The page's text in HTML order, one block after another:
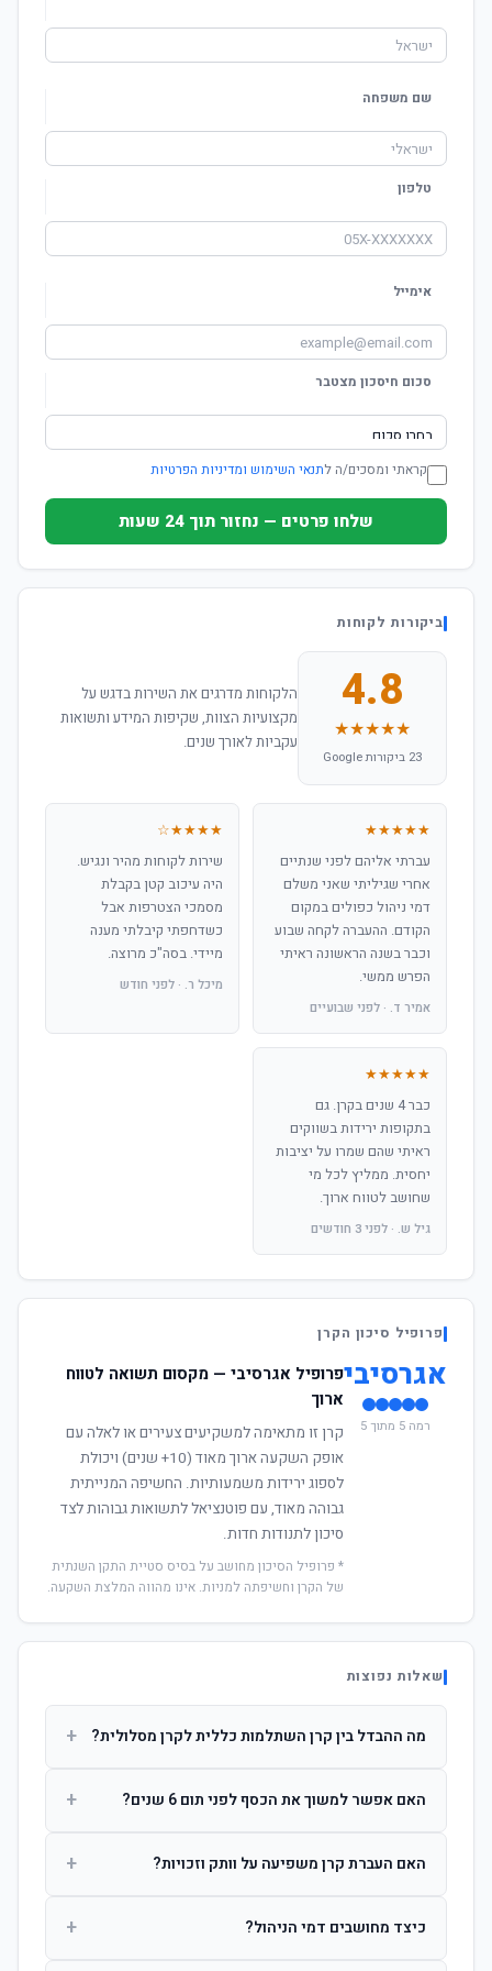
שם משפחה
טלפון
אימייל
סכום חיסכון מצטבר
קראתי ומסכים/ה לתנאי השימוש ומדיניות הפרטיות
שלחו פרטים — נחזור תוך 24 שעות
ביקורות לקוחות
4.8
★★★★★
23 ביקורות Google
הלקוחות מדרגים את השירות בדגש על
מקצועיות הצוות, שקיפות המידע ותשואות
עקביות לאורך שנים.
★★★★★
עברתי אליהם לפני שנתיים
אחרי שגיליתי שאני משלם
דמי ניהול כפולים במקום
הקודם. ההעברה לקחה שבוע
וכבר בשנה הראשונה ראיתי
הפרש ממשי.
אמיר ד. · לפני שבועיים
★★★★☆
שירות לקוחות מהיר ונגיש.
היה עיכוב קטן בקבלת
מסמכי הצטרפות אבל
כשדחפתי קיבלתי מענה
מיידי. בסה"כ מרוצה.
מיכל ר. · לפני חודש
★★★★★
כבר 4 שנים בקרן. גם
בתקופות ירידות בשווקים
ראיתי שהם שמרו על יציבות
יחסית. ממליץ לכל מי
שחושב לטווח ארוך.
גיל ש. · לפני 3 חודשים
פרופיל סיכון הקרן
אגרסיבי
רמה 5 מתוך 5
פרופיל אגרסיבי — מקסום תשואה לטווח
ארוך
קרן זו מתאימה למשקיעים צעירים או לאלה עם
אופק השקעה ארוך מאוד (10+ שנים) ויכולת
לספוג ירידות משמעותיות. החשיפה המנייתית
גבוהה מאוד, עם פוטנציאל לתשואות גבוהות לצד
סיכון לתנודות חדות.
* פרופיל הסיכון מחושב על בסיס סטיית התקן השנתית
של הקרן וחשיפתה למניות. אינו מהווה המלצת השקעה.
שאלות נפוצות
מה ההבדל בין קרן השתלמות כללית לקרן מסלולית? +
ההשקעות. קרן מסלולית עוקבת אחרי מדד ספציפי ומאפשרת
האם אפשר למשוך את הכסף לפני תום 6 שנים? +
הרווחים. לאחר 6 שנים ניתן למשוך פטור ממס עד לתקרה
האם העברת קרן משפיעה על וותק וזכויות? +
החברות. הוותק ממשיך להיספר מיום ההפקדה הראשונה.
כיצד מחושבים דמי הניהול? +